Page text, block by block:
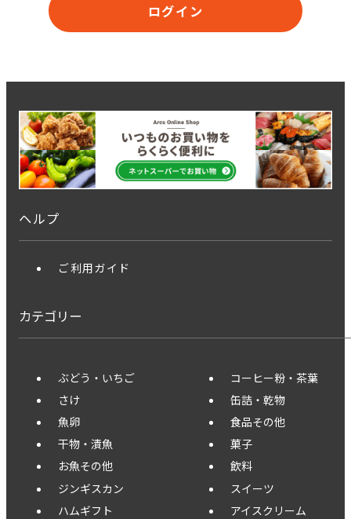
ログイン
ヘルプ
ご利用ガイド
カテゴリー
ぶどう・いちご
さけ
魚卵
干物・漬魚
お魚その他
ジンギスカン
ハムギフト
コーヒー粉・茶葉
缶詰・乾物
食品その他
菓子
飲料
スイーツ
アイスクリーム